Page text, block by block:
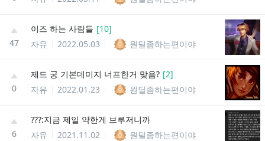
47
이즈 하는 사람들 [10]
자유
2022.05.03 원딜좀하는편이야
0
제드 궁 기본데미지 너프한거 맞음? [2]
자유
2022.01.23 원딜좀하는편이야
6
???:지금 제일 약한게 브루저니까
자유
2021.11.02 원딜좀하는편이야